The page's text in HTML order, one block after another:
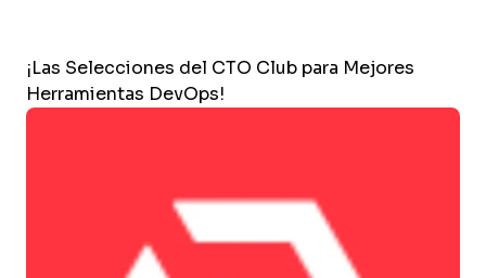
¡Las Selecciones del CTO Club para Mejores
Herramientas DevOps!